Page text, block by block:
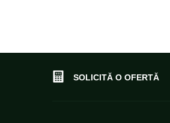
SOLICITĂ O OFERTĂ